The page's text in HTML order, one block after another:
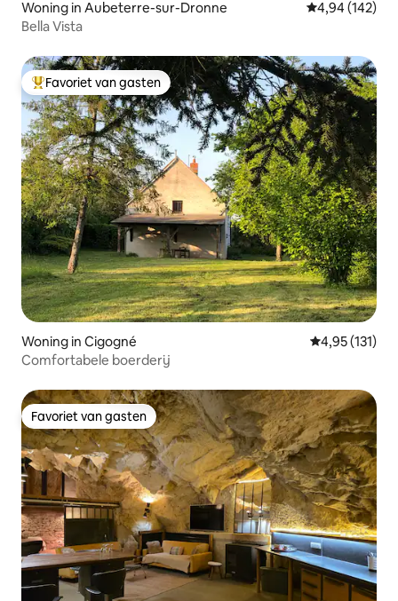
Woning in Aubeterre-sur-Dronne Gemiddelde
4,94 (142)
Bella Vista
Topfavoriet van gasten
Favoriet van gasten
Woning in Cigogné Gemiddelde
4,95 (131)
Comfortabele boerderij
Favoriet van gasten
Favoriet van gasten